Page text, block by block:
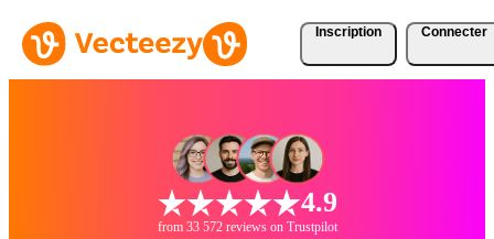
Inscription Connecter
4.9
from 33 572 reviews on Trustpilot